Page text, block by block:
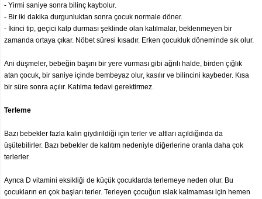
- Yirmi saniye sonra bilinç kaybolur.
- Bir iki dakika durgunluktan sonra çocuk normale döner.
- İkinci tip, geçici kalp durması şeklinde olan katılmalar, beklenmeyen bir
zamanda ortaya çıkar. Nöbet süresi kısadır. Erken çocukluk döneminde sık olur.
Ani düşmeler, bebeğin başını bir yere vurması gibi ağrılı halde, birden çığlık
atan çocuk, bir saniye içinde bembeyaz olur, kasılır ve bilincini kaybeder. Kısa
bir süre sonra açılır. Katılma tedavi gerektirmez.
Terleme
Bazı bebekler fazla kalın giydirildiği için terler ve altları açıldığında da
üşütebilirler. Bazı bebekler de kalıtım nedeniyle diğerlerine oranla daha çok
terlerler.
Ayrıca D vitamini eksikliği de küçük çocuklarda terlemeye neden olur. Bu
çocukların en çok başları terler. Terleyen çocuğun ıslak kalmaması için hemen